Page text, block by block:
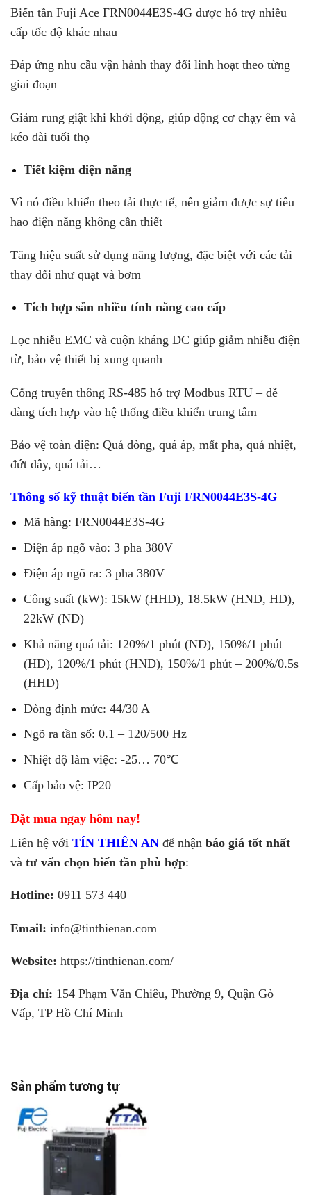
Biến tần Fuji Ace FRN0044E3S-4G được hỗ trợ nhiều
cấp tốc độ khác nhau
Đáp ứng nhu cầu vận hành thay đổi linh hoạt theo từng
giai đoạn
Giảm rung giật khi khởi động, giúp động cơ chạy êm và
kéo dài tuổi thọ
Tiết kiệm điện năng
Vì nó điều khiển theo tải thực tế, nên giảm được sự tiêu
hao điện năng không cần thiết
Tăng hiệu suất sử dụng năng lượng, đặc biệt với các tải
thay đổi như quạt và bơm
Tích hợp sẵn nhiều tính năng cao cấp
Lọc nhiễu EMC và cuộn kháng DC giúp giảm nhiễu điện
từ, bảo vệ thiết bị xung quanh
Cổng truyền thông RS-485 hỗ trợ Modbus RTU – dễ
dàng tích hợp vào hệ thống điều khiển trung tâm
Bảo vệ toàn diện: Quá dòng, quá áp, mất pha, quá nhiệt,
đứt dây, quá tải…
Thông số kỹ thuật biến tần Fuji FRN0044E3S-4G
Mã hàng: FRN0044E3S-4G
Điện áp ngõ vào: 3 pha 380V
Điện áp ngõ ra: 3 pha 380V
Công suất (kW): 15kW (HHD), 18.5kW (HND, HD),
22kW (ND)
Khả năng quá tải: 120%/1 phút (ND), 150%/1 phút
(HD), 120%/1 phút (HND), 150%/1 phút – 200%/0.5s
(HHD)
Dòng định mức: 44/30 A
Ngõ ra tần số: 0.1 – 120/500 Hz
Nhiệt độ làm việc: -25… 70℃
Cấp bảo vệ: IP20
Đặt mua ngay hôm nay!
Liên hệ với TÍN THIÊN AN để nhận báo giá tốt nhất
và tư vấn chọn biến tần phù hợp:
Hotline: 0911 573 440
Email: info@tinthienan.com
Website: https://tinthienan.com/
Địa chỉ: 154 Phạm Văn Chiêu, Phường 9, Quận Gò
Vấp, TP Hồ Chí Minh
Sản phẩm tương tự